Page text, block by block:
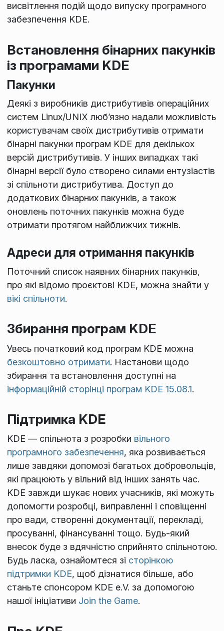
висвітлення подій щодо випуску програмного
забезпечення KDE.
Встановлення бінарних пакунків
із програмами KDE
Пакунки
Деякі з виробників дистрибутивів операційних
систем Linux/UNIX люб’язно надали можливість
користувачам своїх дистрибутивів отримати
бінарні пакунки програм KDE для декількох
версій дистрибутивів. У інших випадках такі
бінарні версії було створено силами ентузіастів
зі спільноти дистрибутива. Доступ до
додаткових бінарних пакунків, а також
оновлень поточних пакунків можна буде
отримати протягом найближчих тижнів.
Адреси для отримання пакунків
Поточний список наявних бінарних пакунків,
про які відомо проєктові KDE, можна знайти у
вікі спільноти.
Збирання програм KDE
Увесь початковий код програм KDE можна
безкоштовно отримати. Настанови щодо
збирання та встановлення доступні на
інформаційній сторінці програм KDE 15.08.1.
Підтримка KDE
KDE — спільнота з розробки вільного
програмного забезпечення, яка розвивається
лише завдяки допомозі багатьох добровольців,
які працюють у вільний від інших занять час.
KDE завжди шукає нових учасників, які можуть
допомогти розробці, виправленні і сповіщенні
про вади, створенні документації, перекладі,
просуванні, фінансуванні тощо. Будь-який
внесок буде з вдячністю сприйнято спільнотою.
Будь ласка, ознайомтеся зі сторінкою
підтримки KDE, щоб дізнатися більше, або
станьте спонсором KDE e.V. за допомогою
нашої ініціативи Join the Game.